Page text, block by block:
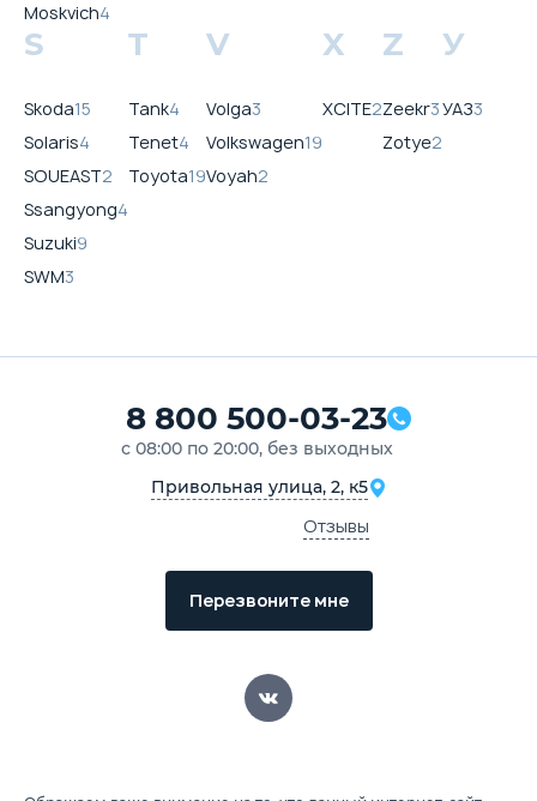
Moskvich4
S
Skoda15
Solaris4
SOUEAST2
Ssangyong4
Suzuki9
SWM3
T
Tank4
Tenet4
Toyota19
V
Volga3
Volkswagen19
Voyah2
X
XCITE2
Z
Zeekr3
Zotye2
У
УАЗ3
8 800 500-03-23
с 08:00 по 20:00, без выходных
Привольная улица, 2, к5
Отзывы
Перезвоните мне